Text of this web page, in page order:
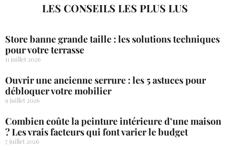
LES CONSEILS LES PLUS LUS
Store banne grande taille : les solutions techniques
pour votre terrasse
11 juillet 2026
Ouvrir une ancienne serrure : les 5 astuces pour
débloquer votre mobilier
9 juillet 2026
Combien coûte la peinture intérieure d’une maison
? Les vrais facteurs qui font varier le budget
7 juillet 2026